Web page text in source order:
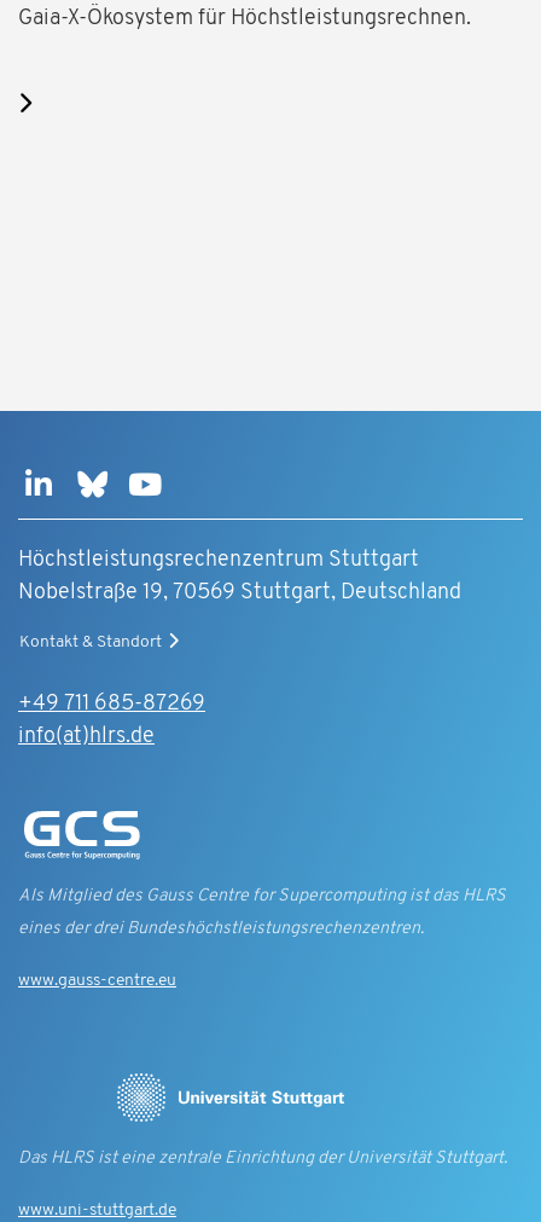
Gaia-X-Ökosystem für Höchstleistungsrechnen.
Höchstleistungsrechenzentrum Stuttgart
Nobelstraße 19, 70569 Stuttgart, Deutschland
Kontakt & Standort
+49 711 685-87269
info(at)hlrs.de
Als Mitglied des Gauss Centre for Supercomputing ist das HLRS
eines der drei Bundes­höchst­leistungs­rechen­zentren.
www.gauss-centre.eu
Das HLRS ist eine zentrale Einrichtung der Universität Stuttgart.
www.uni-stuttgart.de